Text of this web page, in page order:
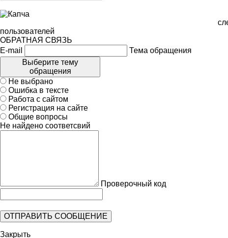
пользователей
ОБРАТНАЯ СВЯЗЬ
E-mail
Тема обращения
Выберите тему
обращения
Не выбрано
Ошибка в тексте
Работа с сайтом
Регистрация на сайте
Общие вопросы
Не найдено соответсвий
Проверочный код
Закрыть